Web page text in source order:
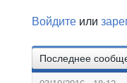
Войдите или
Последнее